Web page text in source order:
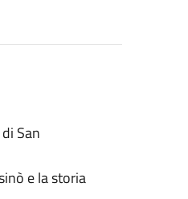
San
e la storia